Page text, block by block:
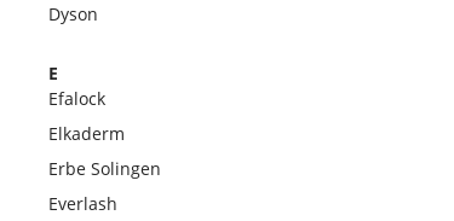
Dyson
E
Efalock
Elkaderm
Erbe Solingen
Everlash